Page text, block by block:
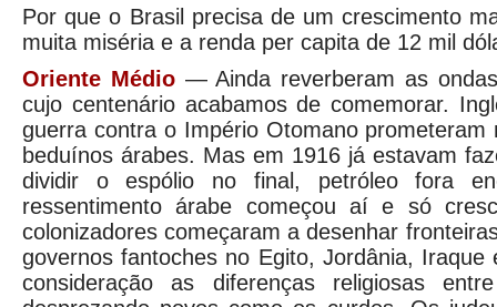
Por que o Brasil precisa de um crescimento
muita miséria e a renda per capita de 12 mil
Oriente Médio— Ainda reverberam as
cujo centenário acabamos de comemorar.
guerra contra o Império Otomano prometeram
beduínos árabes. Mas em 1916 já estavam
dividir o espólio no final, petróleo fora
ressentimento árabe começou aí e só
colonizadores começaram a desenhar
governos fantoches no Egito, Jordânia,
consideração as diferenças religiosas